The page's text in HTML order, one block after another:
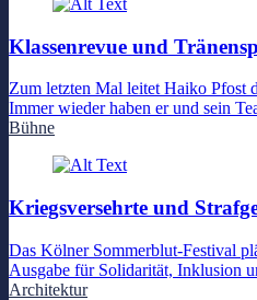
Klassenrevue und
Zum letzten Mal leitet Haiko Pfost
Immer wieder haben er und sein
Bühne
Kriegsversehrte und
Das Kölner Sommerblut-Festival
Ausgabe für Solidarität, Inklusion
Architektur